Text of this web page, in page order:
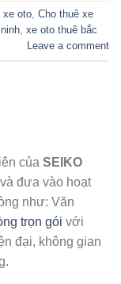
xe oto, Cho thuê xe
, xe oto thuê bắc
Leave a comment
của SEIKO
đưa vào hoạt
như: Văn
trọn gói với
đại, không gian